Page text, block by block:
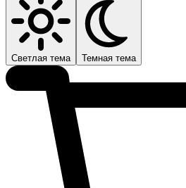
Светлая тема Темная тема